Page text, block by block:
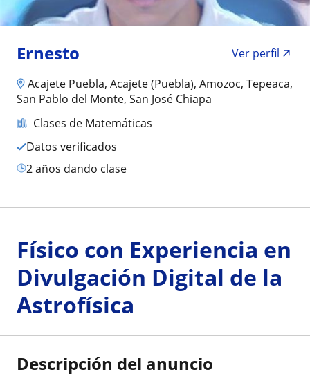
Ernesto
Ver perfil
Acajete Puebla, Acajete (Puebla), Amozoc, Tepeaca,
San Pablo del Monte, San José Chiapa
Clases de Matemáticas
Datos verificados
2 años dando clase
Físico con Experiencia en
Divulgación Digital de la
Astrofísica
Descripción del anuncio